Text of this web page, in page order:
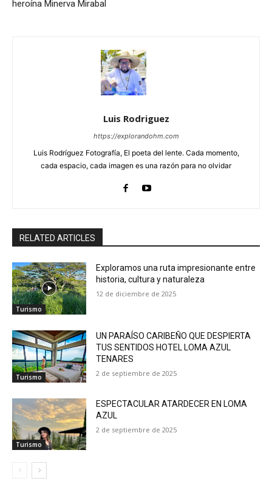
heroína Minerva Mirabal
Luis Rodriguez
https://explorandohm.com
Luis Rodríguez Fotografía, El poeta del lente. Cada momento,
cada espacio, cada imagen es una razón para no olvidar
RELATED ARTICLES
Turismo
Exploramos una ruta impresionante entre
historia, cultura y naturaleza
12 de diciembre de 2025
Turismo
UN PARAÍSO CARIBEÑO QUE DESPIERTA
TUS SENTIDOS HOTEL LOMA AZUL
TENARES
2 de septiembre de 2025
Turismo
ESPECTACULAR ATARDECER EN LOMA
AZUL
2 de septiembre de 2025